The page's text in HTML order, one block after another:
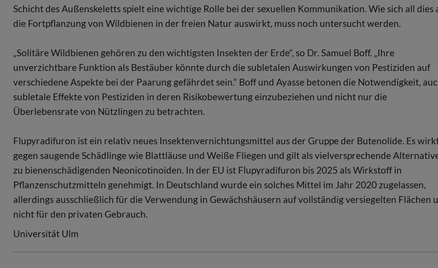
Schicht des Außenskeletts spielt eine wichtige Rolle bei der sexuellen Kommunikation. Wie sich all dies
die Fortpflanzung von Wildbienen in der freien Natur auswirkt, muss noch untersucht werden.
„Solitäre Wildbienen gehören zu den wichtigsten Insekten der Erde“, so Dr. Samuel Boff. „Ihre
unverzichtbare Funktion als Bestäuber könnte durch die subletalen Auswirkungen von Pestiziden auf
verschiedene Aspekte bei der Paarung gefährdet sein.“ Boff und Ayasse betonen die Notwendigkeit,
subletale Effekte von Pestiziden in deren Risikobewertung einzubeziehen und nicht nur die
Überlebensrate von Nützlingen zu betrachten.
Flupyradifuron ist ein relativ neues Insektenvernichtungsmittel aus der Gruppe der Butenolide. Es
gegen saugende Schädlinge wie Blattläuse und Weiße Fliegen und gilt als vielversprechende
zu bienenschädigenden Neonicotinoiden. In der EU ist Flupyradifuron bis 2025 als Wirkstoff in
Pflanzenschutzmitteln genehmigt. In Deutschland wurde ein solches Mittel im Jahr 2020 zugelassen,
allerdings ausschließlich für die Verwendung in Gewächshäusern auf vollständig versiegelten Flächen
nicht für den privaten Gebrauch.
Universität Ulm